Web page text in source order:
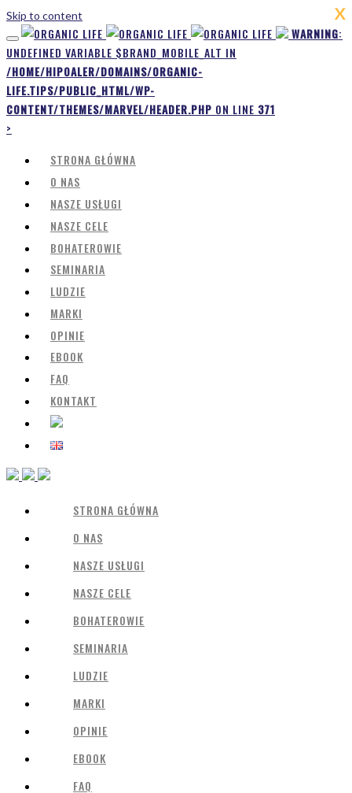
Skip to content
WARNING:
UNDEFINED VARIABLE $BRAND_MOBILE_ALT IN
/HOME/HIPOALER/DOMAINS/ORGANIC-
LIFE.TIPS/PUBLIC_HTML/WP-
CONTENT/THEMES/MARVEL/HEADER.PHP ON LINE 371
>
STRONA GŁÓWNA
O NAS
NASZE USŁUGI
NASZE CELE
BOHATEROWIE
SEMINARIA
LUDZIE
MARKI
OPINIE
EBOOK
FAQ
KONTAKT
STRONA GŁÓWNA
O NAS
NASZE USŁUGI
NASZE CELE
BOHATEROWIE
SEMINARIA
LUDZIE
MARKI
OPINIE
EBOOK
FAQ
X